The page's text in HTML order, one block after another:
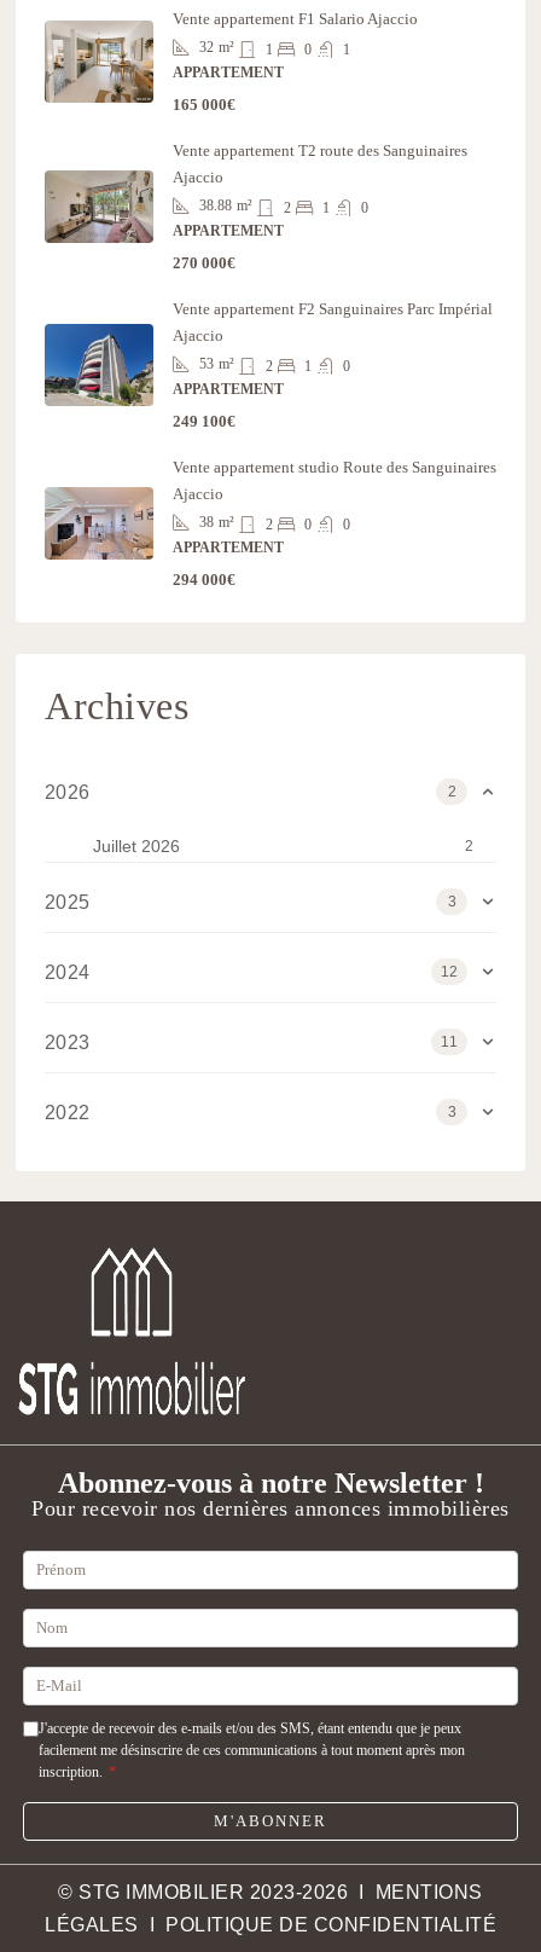
Vente appartement F1 Salario Ajaccio
32 m² 1 0
1
APPARTEMENT
165 000€
Vente appartement T2 route des Sanguinaires
Ajaccio
38.88 m² 2 1
0
APPARTEMENT
270 000€
Vente appartement F2 Sanguinaires Parc Impérial
Ajaccio
53 m² 2 1
0
APPARTEMENT
249 100€
Vente appartement studio Route des Sanguinaires
Ajaccio
38 m² 2 0
0
APPARTEMENT
294 000€
Archives
2026 2
Juillet 2026 2
2025 3
2024 12
Janvier 2024
2023 11
Mars 2023
2022 3
Juillet 2022 1
Juin 2022
Abonnez-vous à notre Newsletter !
Pour recevoir nos dernières annonces immobilières
J'accepte de recevoir des e-mails et/ou des SMS, étant entendu que je peux
facilement me désinscrire de ces communications à tout moment après mon
inscription. *
M'ABONNER
© STG IMMOBILIER 2023-2026 I
MENTIONS
LÉGALES
POLITIQUE DE CONFIDENTIALITÉ